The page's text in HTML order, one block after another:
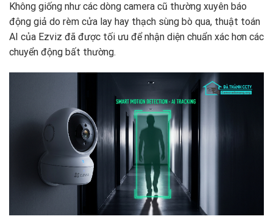
Không giống như các dòng camera cũ thường xuyên báo
động giả do rèm cửa lay hay thạch sùng bò qua, thuật toán
AI của Ezviz đã được tối ưu để nhận diện chuẩn xác hơn các
chuyển động bất thường.